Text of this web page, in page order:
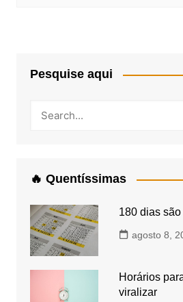
Pesquise aqui
🔥 Quentíssimas
180 dias
agosto 8,
Horários
viralizar